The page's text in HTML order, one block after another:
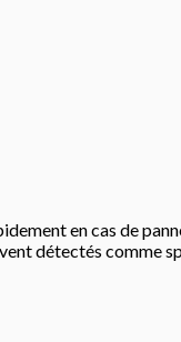
en cas de
détectés comme